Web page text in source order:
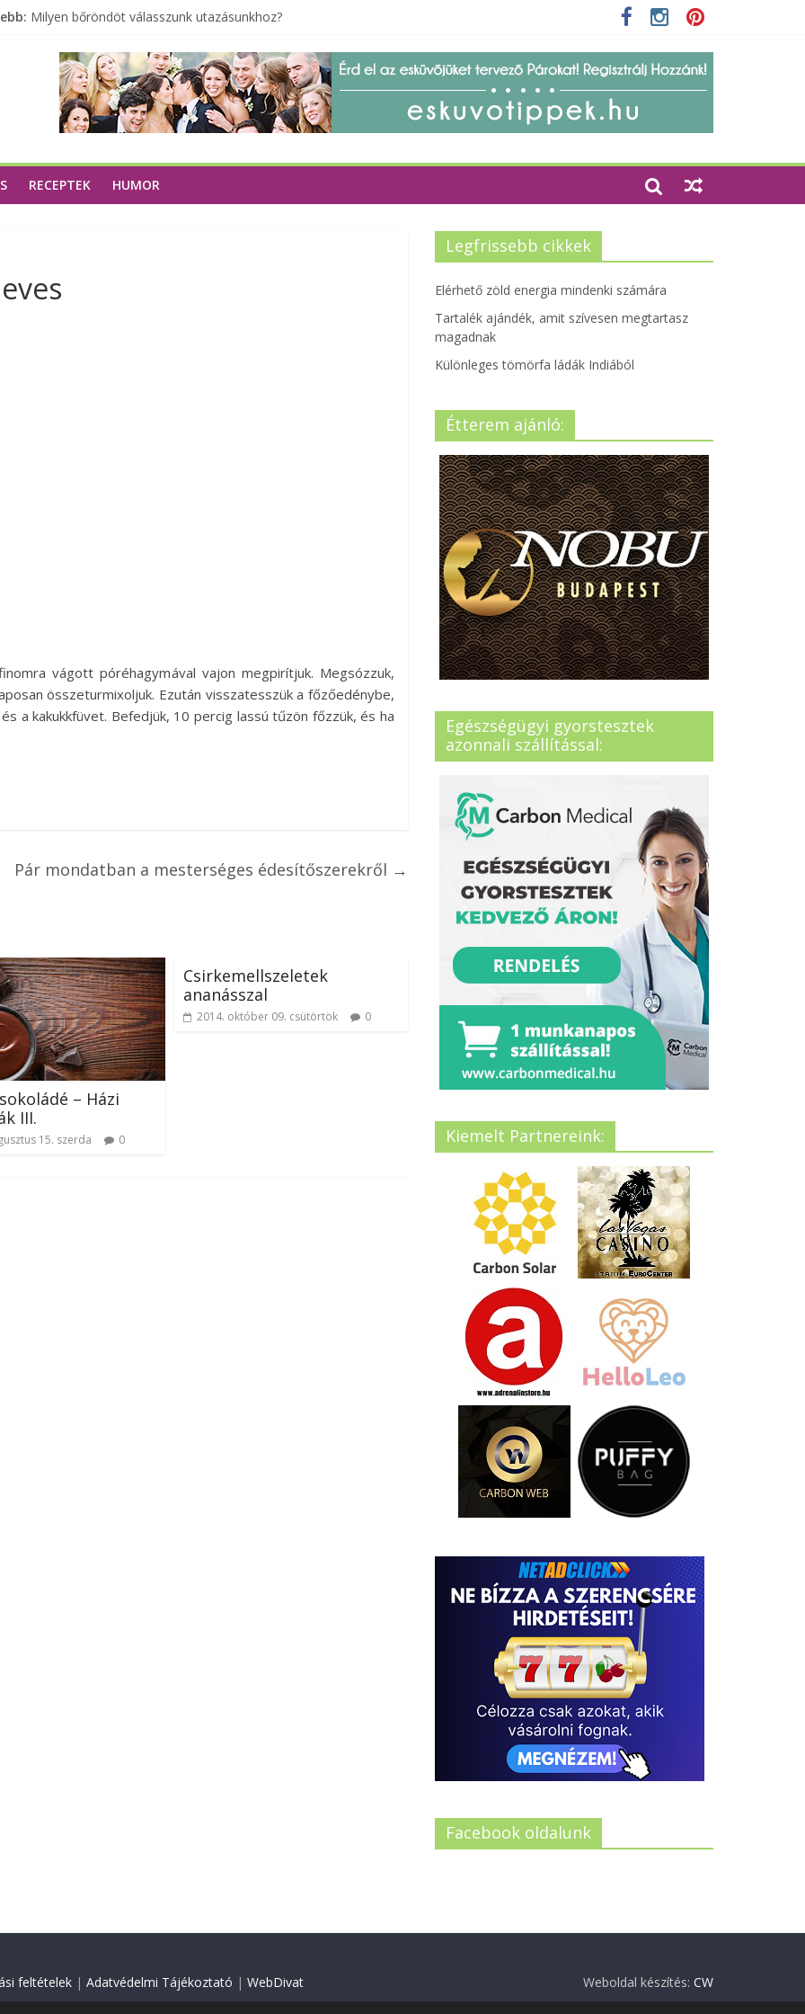
Milyen bőröndöt válasszunk utazásunkhoz?
Tartalék ajándék, amit szívesen megtartasz magadnak
Különleges tömörfa ládák Indiából
A zöld forradalom: A mosó- és parfümtermékek környezetbarát szempontjainak erősítése
RECEPTEK HUMOR
vágott póréhagymával vajon megpirítjuk. Megsózzuk,
összeturmixoljuk. Ezután visszatesszük a főzőedénybe,
a kakukkfüvet. Befedjük, 10 percig lassú tűzön főzzük, és ha
Pár mondatban a mesterséges édesítőszerekről →
– Házi
III.
15. szerda 0
Csirkemellszeletek
ananásszal
2014. október 09. csütörtök 0
Legfrissebb cikkek
Elérhető zöld energia mindenki számára
Tartalék ajándék, amit szívesen megtartasz
magadnak
Különleges tömörfa ládák Indiából
Étterem ajánló:
Egészségügyi gyorstesztek
azonnali szállítással:
Kiemelt Partnereink:
Facebook oldalunk
feltételek | Adatvédelmi Tájékoztató | WebDivat
Weboldal készítés: CW